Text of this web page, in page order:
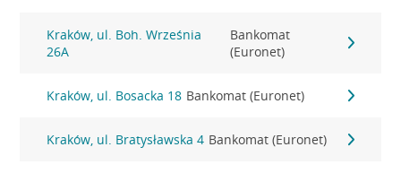
Kraków, ul. Boh. Września
26A
Bankomat
(Euronet)
Kraków, ul. Bosacka 18 Bankomat (Euronet)
Kraków, ul. Bratysławska 4 Bankomat (Euronet)